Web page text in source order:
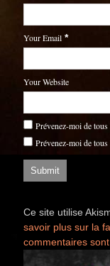
Your Email *
Your Website
Prévenez-moi de
Prévenez-moi de
Ce site utilise
savoir plus sur la
commentaires